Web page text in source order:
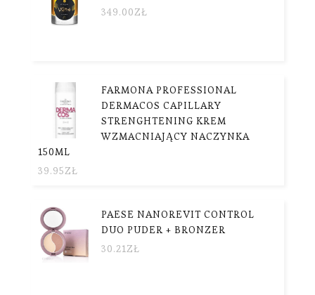
349.00ZŁ
FARMONA PROFESSIONAL
DERMACOS CAPILLARY
STRENGHTENING KREM
WZMACNIAJĄCY NACZYNKA
150ML
39.95ZŁ
PAESE NANOREVIT CONTROL
DUO PUDER + BRONZER
30.21ZŁ